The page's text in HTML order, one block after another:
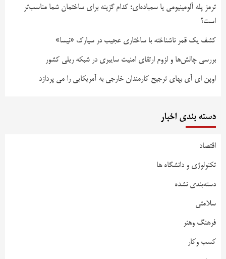
ترمز پله آلومینیومی یا سمباده‌ای؛ کدام گزینه برای ساختمان شما مناسب‌تر
است؟
کشف یک قمر ناشناخته با ساختاری عجیب در سیارک «نیسا»
بررسی چالش‌ها و لزوم ارتقای امنیت سایبری در شبکه ریلی کشور
اوپن ای آی بهای ترجیح کارمندان خارجی به آمریکایی را می پردازد
دسته بندی اخبار
اقتصاد
تکنولوژی و دانشگاه ها
دسته‌بندی نشده
سلامتی
فرهنگ وهنر
کسب وکار